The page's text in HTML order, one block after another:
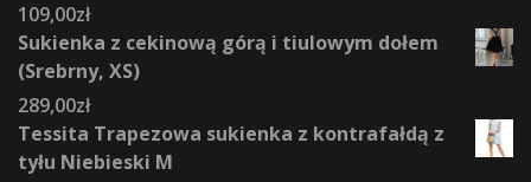
109,00zł
Sukienka z cekinową górą i tiulowym dołem
(Srebrny, XS)
289,00zł
Tessita Trapezowa sukienka z kontrafałdą z
tyłu Niebieski M